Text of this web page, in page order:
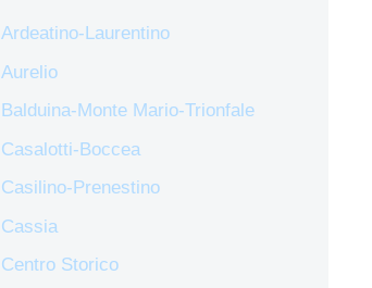
Ardeatino-Laurentino
Aurelio
Balduina-Monte Mario-Trionfale
Casalotti-Boccea
Casilino-Prenestino
Cassia
Centro Storico